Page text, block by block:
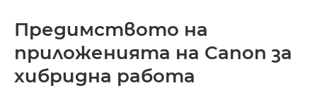
Предимството на
приложенията на Canon за
хибридна работа